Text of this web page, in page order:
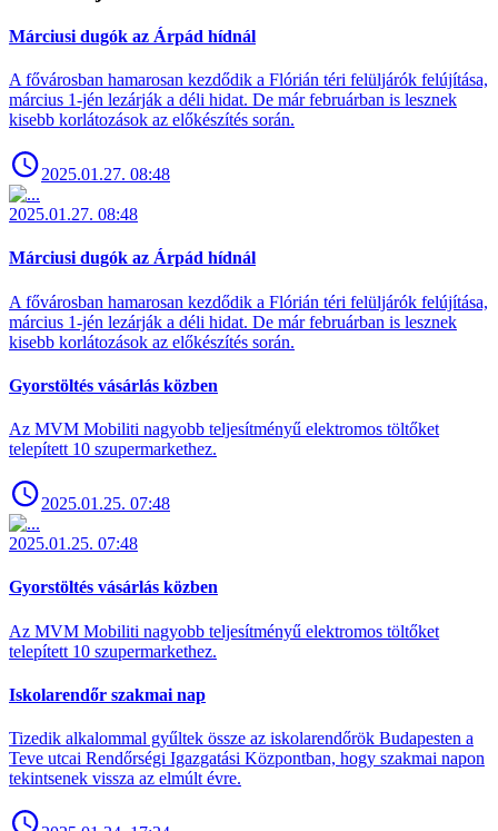
Márciusi dugók az Árpád hídnál
A fővárosban hamarosan kezdődik a Flórián téri felüljárók felújítása,
március 1-jén lezárják a déli hidat. De már februárban is lesznek
kisebb korlátozások az előkészítés során.
2025.01.27. 08:48
2025.01.27. 08:48
Márciusi dugók az Árpád hídnál
A fővárosban hamarosan kezdődik a Flórián téri felüljárók felújítása,
március 1-jén lezárják a déli hidat. De már februárban is lesznek
kisebb korlátozások az előkészítés során.
Gyorstöltés vásárlás közben
Az MVM Mobiliti nagyobb teljesítményű elektromos töltőket
telepített 10 szupermarkethez.
2025.01.25. 07:48
2025.01.25. 07:48
Gyorstöltés vásárlás közben
Az MVM Mobiliti nagyobb teljesítményű elektromos töltőket
telepített 10 szupermarkethez.
Iskolarendőr szakmai nap
Tizedik alkalommal gyűltek össze az iskolarendőrök Budapesten a
Teve utcai Rendőrségi Igazgatási Központban, hogy szakmai napon
tekintsenek vissza az elmúlt évre.